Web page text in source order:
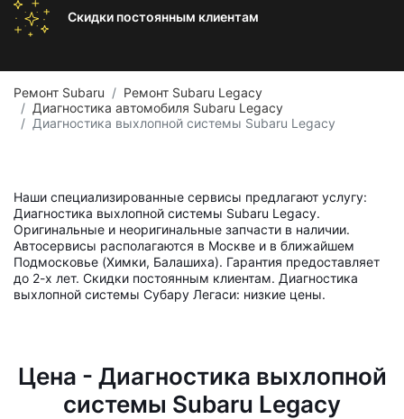
Скидки постоянным клиентам
Ремонт Subaru
Ремонт Subaru Legacy
Диагностика автомобиля Subaru Legacy
Диагностика выхлопной системы Subaru Legacy
Наши специализированные сервисы предлагают услугу:
Диагностика выхлопной системы Subaru Legacy.
Оригинальные и неоригинальные запчасти в наличии.
Автосервисы располагаются в Москве и в ближайшем
Подмосковье (Химки, Балашиха). Гарантия предоставляет
до 2-х лет. Скидки постоянным клиентам. Диагностика
выхлопной системы Субару Легаси: низкие цены.
Цена - Диагностика выхлопной
системы Subaru Legacy